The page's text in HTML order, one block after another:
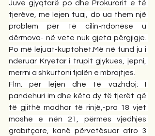
Juve gjyqtarë po dhe Prokurorit e të
tjerëve, me lejen tuaj, do ua them një
problem për të cilin-ndonëse u
dërmova- në vete nuk gjeta përgjigje.
Po më lejuat-kuptohet.Më në fund ju i
nderuar Kryetar i trupit gjykues, jepni,
merrni a shkurtoni fjalën e mbrojtjes.
Flm. për lejen dhe të vazhdoj: I
pandehuri im dhe këta dy të tjerët që
të gjithë madhor të rinjë,-pra 18 vjet
moshe e nën 21, përmes vjedhjes
grabitçare, kanë përvetësuar afro 3